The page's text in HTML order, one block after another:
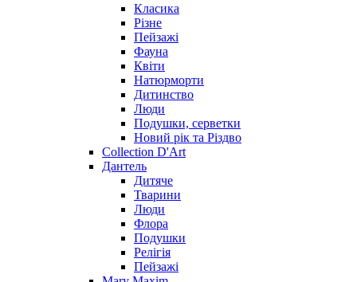
Класика
Різне
Пейзажі
Фауна
Квіти
Натюрморти
Дитинство
Люди
Подушки, серветки
Новий рік та Різдво
Collection D'Art
Дантель
Дитяче
Тварини
Люди
Флора
Подушки
Релігія
Пейзажі